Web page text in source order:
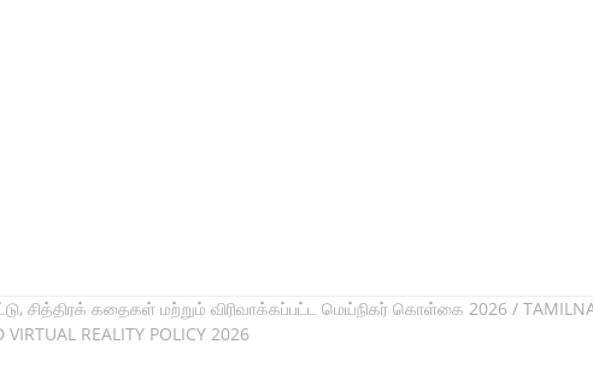
சித்திரக் கதைகள் மற்றும் விரிவாக்கப்பட்ட மெய்நிகர் கொள்கை 2026 /
REALITY POLICY 2026